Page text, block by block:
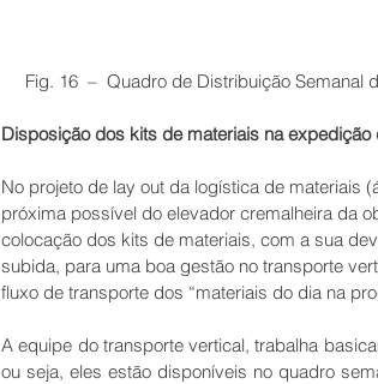
Fig. 16  –  Quadro de Distribuição
Disposição dos kits de materiais na expedição
No projeto de lay out da logística de materiais
próxima possível do elevador cremalheira da
colocação dos kits de materiais, com a sua
subida, para uma boa gestão no transporte
fluxo de transporte dos “materiais do dia na
A equipe do transporte vertical, trabalha
ou seja, eles estão disponíveis no quadro